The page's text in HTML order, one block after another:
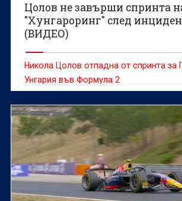
Цолов не завърши спринта
"Хунгароринг" след
(ВИДЕО)
Никола Цолов отпадна от спринта за
Унгария във Формула 2